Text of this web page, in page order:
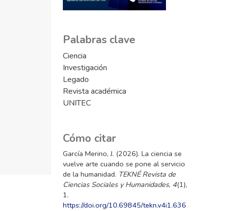
Palabras clave
Ciencia
Investigación
Legado
Revista académica
UNITEC
Cómo citar
García Merino, J. (2026). La ciencia se
vuelve arte cuando se pone al servicio
de la humanidad. TEKNÉ Revista de
Ciencias Sociales y Humanidades, 4(1),
1.
https://doi.org/10.69845/tekn.v4i1.636